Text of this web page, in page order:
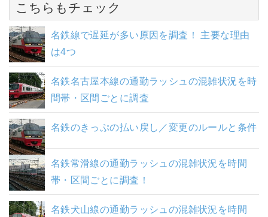
こちらもチェック
名鉄線で遅延が多い原因を調査！ 主要な理由
は4つ
名鉄名古屋本線の通勤ラッシュの混雑状況を時
間帯・区間ごとに調査
名鉄のきっぷの払い戻し／変更のルールと条件
名鉄常滑線の通勤ラッシュの混雑状況を時間
帯・区間ごとに調査！
名鉄犬山線の通勤ラッシュの混雑状況を時間